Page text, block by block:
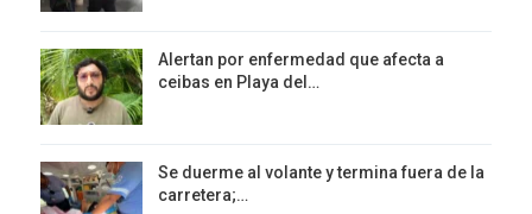
Alertan por enfermedad que afecta a
ceibas en Playa del…
Se duerme al volante y termina fuera de la
carretera;…